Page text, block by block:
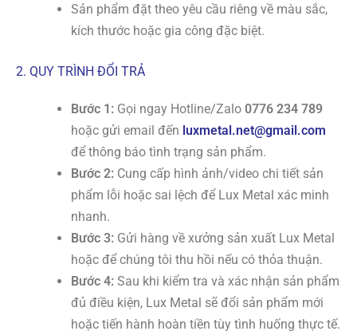
Sản phẩm đặt theo yêu cầu riêng về màu sắc,
kích thước hoặc gia công đặc biệt.
2. QUY TRÌNH ĐỔI TRẢ
Bước 1: Gọi ngay Hotline/Zalo0776 234 789
hoặc gửi email đến luxmetal.net@gmail.com
để thông báo tình trạng sản phẩm.
Bước 2: Cung cấp hình ảnh/video chi tiết sản
phẩm lỗi hoặc sai lệch để Lux Metal xác minh
nhanh.
Bước 3: Gửi hàng về xưởng sản xuất Lux Metal
hoặc để chúng tôi thu hồi nếu có thỏa thuận.
Bước 4: Sau khi kiểm tra và xác nhận sản phẩm
đủ điều kiện, Lux Metal sẽ đổi sản phẩm mới
hoặc tiến hành hoàn tiền tùy tình huống thực tế.